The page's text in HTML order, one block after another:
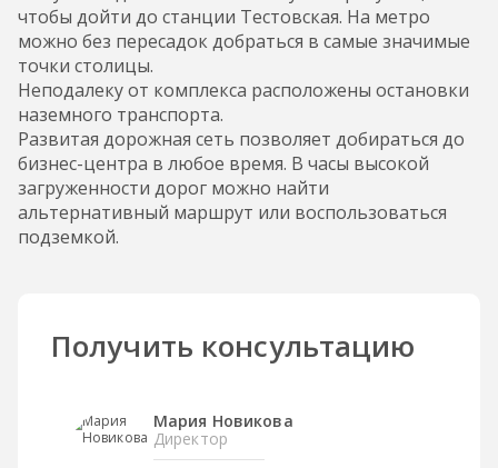
чтобы дойти до станции Тестовская. На метро
можно без пересадок добраться в самые значимые
точки столицы.
Неподалеку от комплекса расположены остановки
наземного транспорта.
Развитая дорожная сеть позволяет добираться до
бизнес-центра в любое время. В часы высокой
загруженности дорог можно найти
альтернативный маршрут или воспользоваться
подземкой.
Получить консультацию
Мария Новикова
Директор